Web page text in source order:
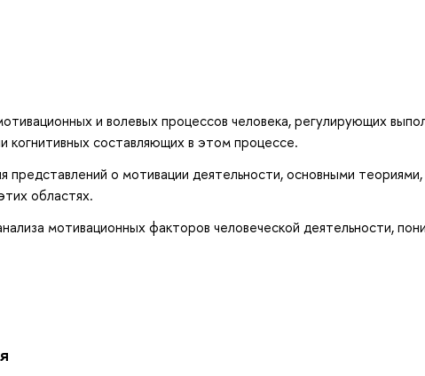
и волевых процессов человека, регулирующих
когнитивных составляющих в этом процессе.
представлений о мотивации деятельности, основными теориями,
областях.
мотивационных факторов человеческой деятельности,